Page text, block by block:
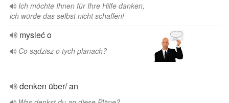
Ich möchte Ihnen für Ihre Hilfe danken,
ich würde das selbst nicht schaffen!
mysleć o
Co sądzisz o tych planach?
denken über/ an